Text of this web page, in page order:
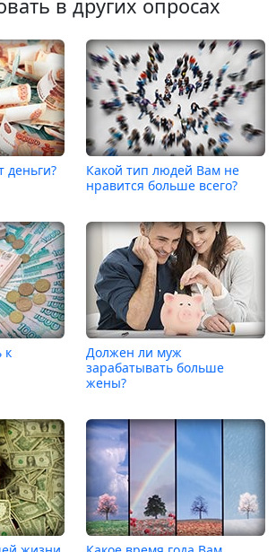
в других опросах
деньги?
Какой тип людей Вам не
нравится больше всего?
к
Должен ли муж
зарабатывать больше
жены?